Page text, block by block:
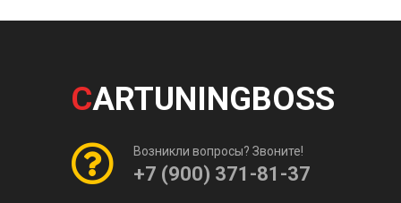
CARTUNINGBOSS
Возникли вопросы? Звоните!
+7 (900) 371-81-37